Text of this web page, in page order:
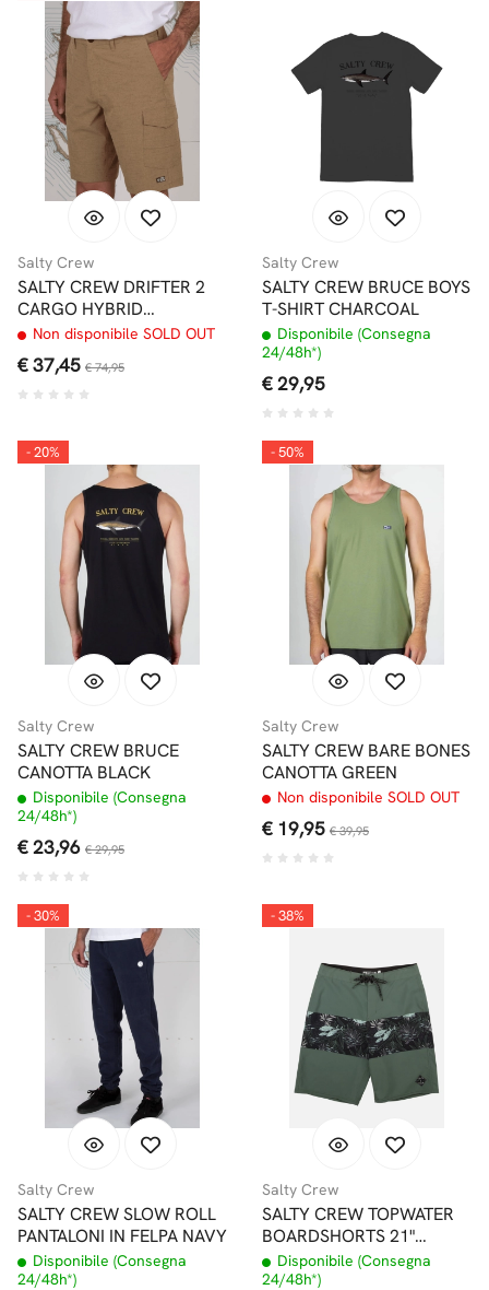
Salty Crew
SALTY CREW DRIFTER 2
CARGO HYBRID
WALKSHORT 20"
TOBACCO
Non disponibile SOLD OUT
€ 37,45 € 74,95
Salty Crew
SALTY CREW BRUCE BOYS
T-SHIRT CHARCOAL
Disponibile (Consegna
24/48h*)
€ 29,95
- 20%
Salty Crew
SALTY CREW BRUCE
CANOTTA BLACK
Disponibile (Consegna
24/48h*)
€ 23,96 € 29,95
- 50%
Salty Crew
SALTY CREW BARE BONES
CANOTTA GREEN
Non disponibile SOLD OUT
€ 19,95 € 39,95
- 30%
Salty Crew
SALTY CREW SLOW ROLL
PANTALONI IN FELPA NAVY
Disponibile (Consegna
24/48h*)
- 38%
Salty Crew
SALTY CREW TOPWATER
BOARDSHORTS 21"
VINTAGE MILITARY
Disponibile (Consegna
24/48h*)